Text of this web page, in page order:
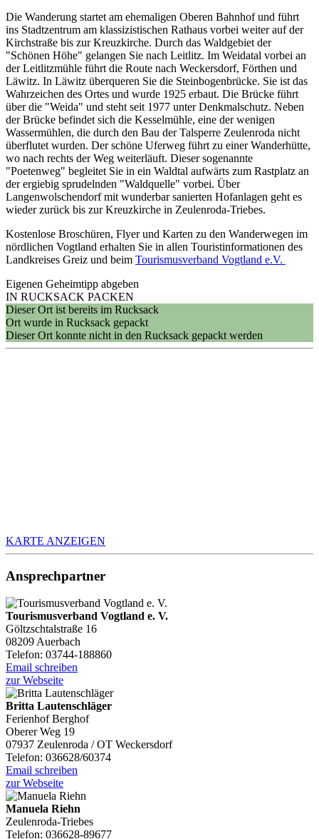
Die Wanderung startet am ehemaligen Oberen Bahnhof und führt
ins Stadtzentrum am klassizistischen Rathaus vorbei weiter auf der
Kirchstraße bis zur Kreuzkirche. Durch das Waldgebiet der
"Schönen Höhe" gelangen Sie nach Leitlitz. Im Weidatal vorbei an
der Leitlitzmühle führt die Route nach Weckersdorf, Förthen und
Läwitz. In Läwitz überqueren Sie die Steinbogenbrücke. Sie ist das
Wahrzeichen des Ortes und wurde 1925 erbaut. Die Brücke führt
über die "Weida" und steht seit 1977 unter Denkmalschutz. Neben
der Brücke befindet sich die Kesselmühle, eine der wenigen
Wassermühlen, die durch den Bau der Talsperre Zeulenroda nicht
überflutet wurden. Der schöne Uferweg führt zu einer Wanderhütte,
wo nach rechts der Weg weiterläuft. Dieser sogenannte
"Poetenweg" begleitet Sie in ein Waldtal aufwärts zum Rastplatz an
der ergiebig sprudelnden "Waldquelle" vorbei. Über
Langenwolschendorf mit wunderbar sanierten Hofanlagen geht es
wieder zurück bis zur Kreuzkirche in Zeulenroda-Triebes.
Kostenlose Broschüren, Flyer und Karten zu den Wanderwegen im
nördlichen Vogtland erhalten Sie in allen Touristinformationen des
Landkreises Greiz und beim Tourismusverband Vogtland e.V.
Eigenen Geheimtipp abgeben
IN RUCKSACK PACKEN
Dieser Ort ist bereits im Rucksack
Ort wurde in Rucksack gepackt
Dieser Ort konnte nicht in den Rucksack gepackt werden
KARTE ANZEIGEN
Ansprechpartner
Tourismusverband Vogtland e. V.
Göltzschtalstraße 16
08209 Auerbach
Telefon: 03744-188860
Email schreiben
zur Webseite
Britta Lautenschläger
Ferienhof Berghof
Oberer Weg 19
07937 Zeulenroda / OT Weckersdorf
Telefon: 036628/60374
Email schreiben
zur Webseite
Manuela Riehn
Zeulenroda-Triebes
Telefon: 036628-89677